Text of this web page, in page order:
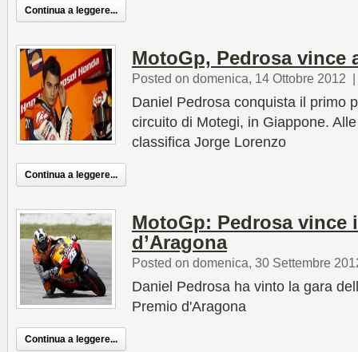
Continua a leggere...
MotoGp, Pedrosa vince
Posted on domenica, 14 Ottobre 2012 |
Daniel Pedrosa conquista il primo
circuito di Motegi, in Giappone.
classifica Jorge Lorenzo
Continua a leggere...
MotoGp: Pedrosa vince
d’Aragona
Posted on domenica, 30 Settembre
Daniel Pedrosa ha vinto la gara
Premio d'Aragona
Continua a leggere...